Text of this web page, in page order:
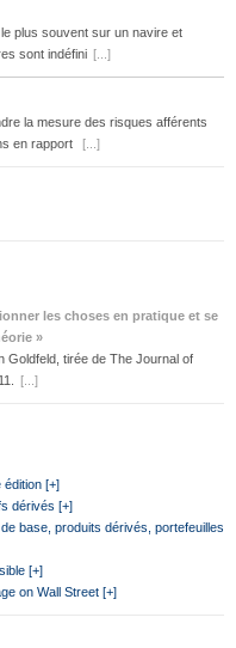
plus souvent sur un navire et
sont indéfini [...]
la mesure des risques afférents
en rapport
[...]
les choses en pratique et se
»
Goldfeld, tirée de The Journal of
[...]
[+]
dérivés [+]
base, produits dérivés, portefeuilles
[+]
on Wall Street [+]